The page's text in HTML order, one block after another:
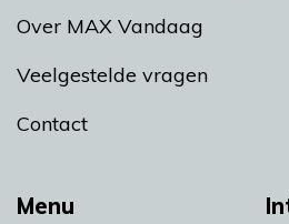
Menu
Over MAX Vandaag
Veelgestelde vragen
Contact